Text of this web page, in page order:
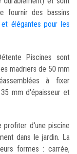
fournir des bassins
élégantes pour les
Piscines sont
madriers de 50 mm
à fixer
mm d'épaisseur et
profiter d'une piscine
dans le jardin. La
formes : carrée,